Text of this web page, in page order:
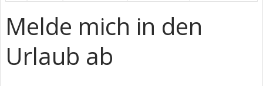
Melde mich in den
Urlaub ab